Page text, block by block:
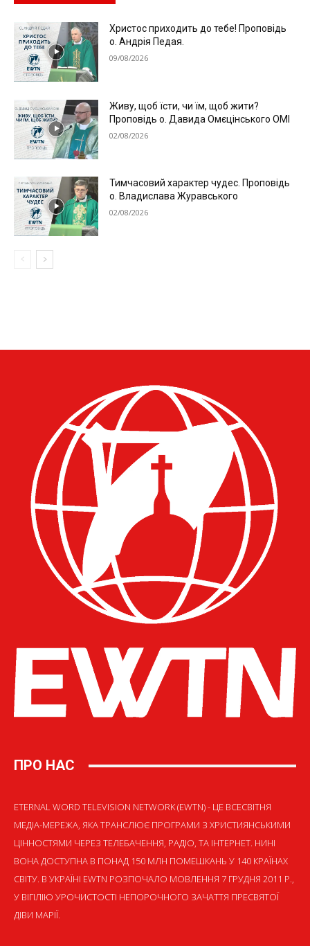
ПРО НАС
ETERNAL WORD TELEVISION NETWORK (EWTN) - ЦЕ ВСЕСВІТНЯ
МЕДІА-МЕРЕЖА, ЯКА ТРАНСЛЮЄ ПРОГРАМИ З ХРИСТИЯНСЬКИМИ
ЦІННОСТЯМИ ЧЕРЕЗ ТЕЛЕБАЧЕННЯ, РАДІО, ТА ІНТЕРНЕТ. НИНІ
ВОНА ДОСТУПНА В ПОНАД 150 МЛН ПОМЕШКАНЬ У 140 КРАЇНАХ
СВІТУ. В УКРАЇНІ EWTN РОЗПОЧАЛО МОВЛЕННЯ 7 ГРУДНЯ 2011 Р.,
У ВІГІЛІЮ УРОЧИСТОСТІ НЕПОРОЧНОГО ЗАЧАТТЯ ПРЕСВЯТОЇ
ДІВИ МАРІЇ.